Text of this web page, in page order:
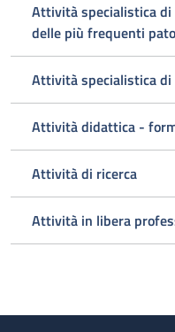
Attività specialistica di
delle più frequenti
Attività specialistica
Attività didattica -
Attività di ricerca
Attività in libera